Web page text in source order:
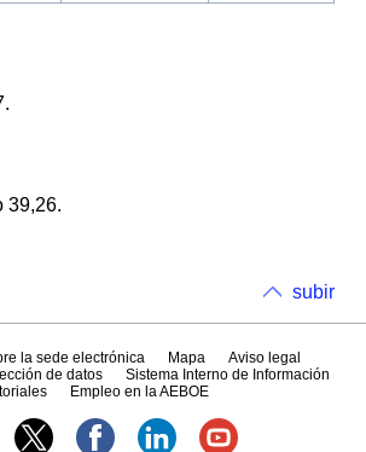
39,26.
subir
la sede electrónica Mapa
Aviso legal
de datos
Sistema Interno de Información
Empleo en la AEBOE